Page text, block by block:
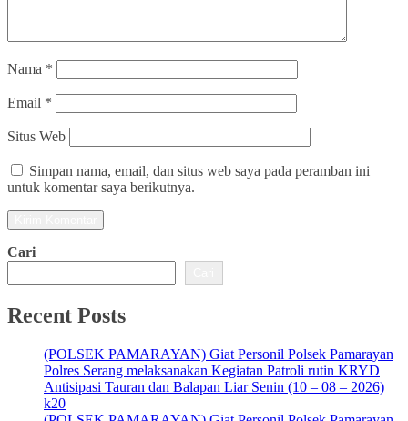
Nama *
Email *
Situs Web
Simpan nama, email, dan situs web saya pada peramban ini
untuk komentar saya berikutnya.
Cari
Recent Posts
(POLSEK PAMARAYAN) Giat Personil Polsek Pamarayan
Polres Serang melaksanakan Kegiatan Patroli rutin KRYD
Antisipasi Tauran dan Balapan Liar Senin (10 – 08 – 2026)
k20